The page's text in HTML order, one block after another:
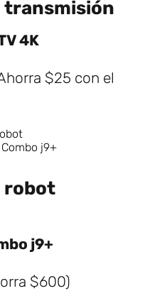
transmisión
4K
$25 con el
robot
j9+
$600)